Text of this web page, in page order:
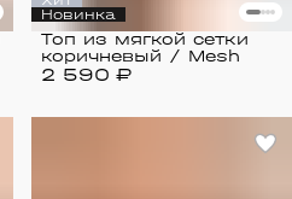
Новинка
2 590 ₽
Топ из мягкой сетки
коричневый / Mesh